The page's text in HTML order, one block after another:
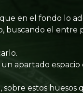
en el fondo lo
buscando el entre
apartado
sobre estos huesos